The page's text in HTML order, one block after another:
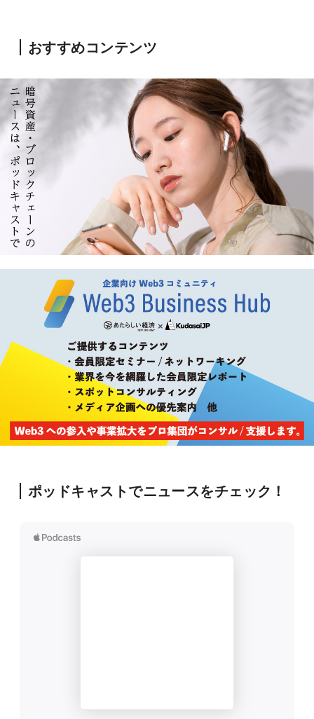
おすすめコンテンツ
ポッドキャストでニュースをチェック！